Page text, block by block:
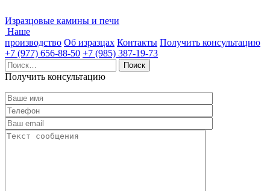
Изразцовые камины и печи
Наше
производство Об изразцах Контакты Получить консультацию
+7 (977) 656-88-50 +7 (985) 387-19-73
Найти:
Получить консультацию